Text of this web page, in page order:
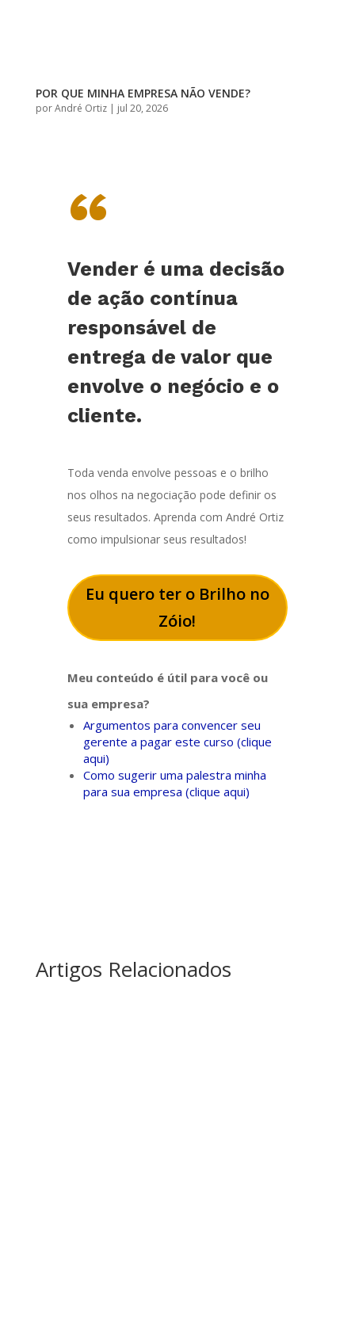
POR QUE MINHA EMPRESA NÃO VENDE?
porAndré Ortiz| jul 20, 2026
“
Vender é uma decisão
de ação contínua
responsável de
entrega de valor que
envolve o negócio e o
cliente.
Toda venda envolve pessoas e o brilho
nos olhos na negociação pode definir os
seus resultados. Aprenda com André Ortiz
como impulsionar seus resultados!
Eu quero ter o Brilho no
Zóio!
Meu conteúdo é útil para você ou
sua empresa?
Argumentos para convencer seu
gerente a pagar este curso (clique
aqui)
Como sugerir uma palestra minha
para sua empresa (clique aqui)
Artigos Relacionados